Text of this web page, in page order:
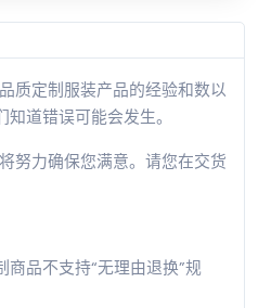
质定制服装产品的经验和数以
道错误可能会发生。
努力确保您满意。请您在交货
品不支持“无理由退换”规